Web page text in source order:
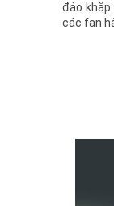
đảo khắp
các fan